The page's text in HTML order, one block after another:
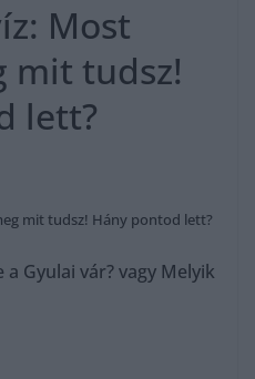
Most
mit tudsz!
lett?
mit tudsz! Hány pontod lett?
Gyulai vár? vagy Melyik